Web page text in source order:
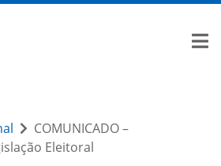
COMUNICADO –
Eleitoral